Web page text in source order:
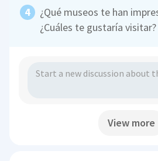
¿Qué museos te han
¿Cuáles te gustaría visitar?
View more